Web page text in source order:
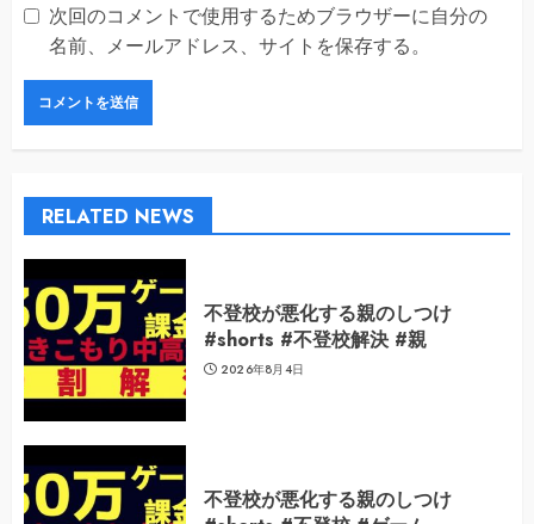
次回のコメントで使用するためブラウザーに自分の
名前、メールアドレス、サイトを保存する。
RELATED NEWS
不登校が悪化する親のしつけ
#shorts #不登校解決 #親
2026年8月4日
不登校が悪化する親のしつけ